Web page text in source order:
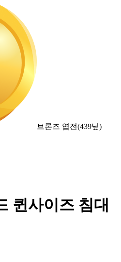
브론즈 엽전(439닢)
퀸사이즈 침대